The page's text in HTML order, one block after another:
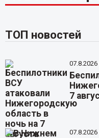
ТОП новостей
07.8.2026
7
07.8.2026